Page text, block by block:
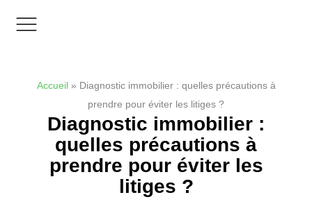
Accueil» Diagnostic immobilier : quelles précautions à
prendre pour éviter les litiges ?
Diagnostic immobilier :
quelles précautions à
prendre pour éviter les
litiges ?